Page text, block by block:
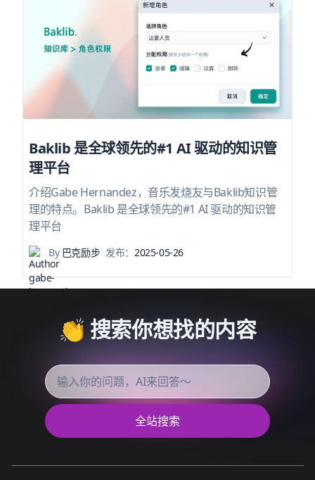
Baklib 是全球领先的#1 AI 驱动的知识管
理平台
介绍Gabe Hernandez，音乐发烧友与Baklib知识管
理的特点。Baklib 是全球领先的#1 AI 驱动的知识管
理平台
By巴克励步 发布：2025-05-26
👏 搜索你想找的内容
全站搜索